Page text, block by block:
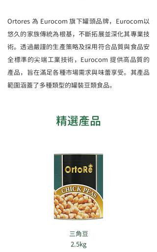
Ortores 為 Eurocom 旗下罐頭品牌，Eurocom以
悠久的家族傳統為根基，不斷拓展並深化其專業技
術。透過嚴謹的生產策略及採用符合品質與食品安
全標準的尖端工業技術，Eurocom 提供高品質的
產品，旨在滿足各種市場需求與味蕾享受。其產品
範圍涵蓋了多種類型的罐裝豆類食品。
​精選產品
三角豆
2.5kg